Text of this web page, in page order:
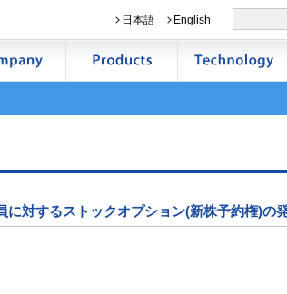
日本語 English
に対するストックオプション(新株予約権)の